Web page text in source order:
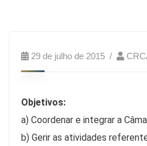
29 de julho de 2015
Objetivos:
a) Coordenar e integrar a
b) Gerir as atividades